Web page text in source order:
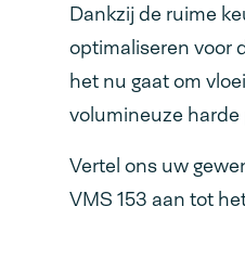
Dankzij de ruime
optimaliseren voor
het nu gaat om
volumineuze
Vertel ons uw
VMS 153 aan tot